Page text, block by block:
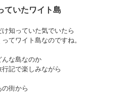
ていたワイト島
知っていた気でいたら
てワイト島なのですね。
な島なのか
記で楽しみながら
ら